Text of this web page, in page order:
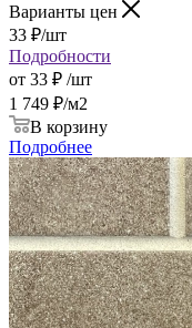
Варианты цен
33 ₽/шт
Подробности
от 33 ₽ /шт
1 749 ₽/м2
В корзину
Подробнее